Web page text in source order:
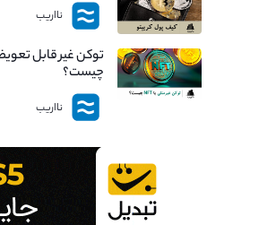
نااریب
چیست؟
نااریب